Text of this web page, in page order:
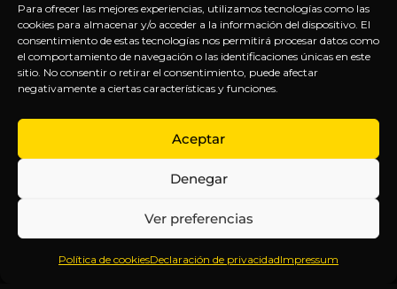
Para ofrecer las mejores experiencias, utilizamos tecnologías como las
cookies para almacenar y/o acceder a la información del dispositivo. El
consentimiento de estas tecnologías nos permitirá procesar datos como
el comportamiento de navegación o las identificaciones únicas en este
sitio. No consentir o retirar el consentimiento, puede afectar
negativamente a ciertas características y funciones.
Aceptar
Denegar
Ver preferencias
Política de cookiesDeclaración de privacidadImpressum
suscripción.
Inteligencia
Anticipándonos
EXPLORA
Inicio
Sobre
Contenido
Webinars
LEGAL
Política
de
Términos y
Aviso
SÍGUENOS